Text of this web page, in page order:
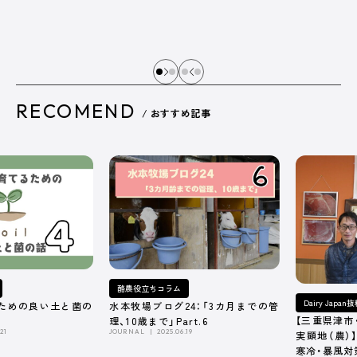
RECOMEND / おすすめ記事
めの良い土と菌の
酪農役立ちコラム
水本牧場ブログ24：「3カ月までの管
理、10歳まで」Part.6
JOURNAL 2025.06.19
Dairy Japan抜
【三重県津
実顕地（農
寒冷・暴風対